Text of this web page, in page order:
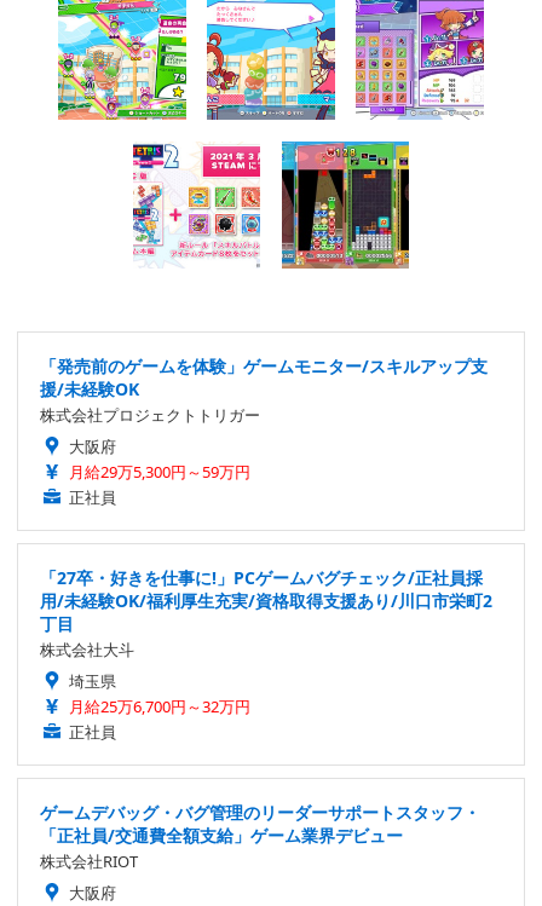
「発売前のゲームを体験」ゲームモニター/スキルアップ支
援/未経験OK
株式会社プロジェクトトリガー
大阪府
月給29万5,300円～59万円
正社員
「27卒・好きを仕事に!」PCゲームバグチェック/正社員採
用/未経験OK/福利厚生充実/資格取得支援あり/川口市栄町2
丁目
株式会社大斗
埼玉県
月給25万6,700円～32万円
正社員
ゲームデバッグ・バグ管理のリーダーサポートスタッフ・
「正社員/交通費全額支給」ゲーム業界デビュー
株式会社RIOT
大阪府